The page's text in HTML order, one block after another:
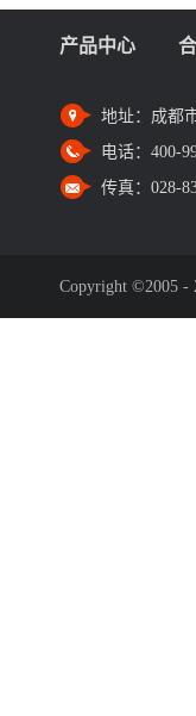
产品中心
地址： 成都
电话： 400-
传真： 028-
Copyright ©2005 -